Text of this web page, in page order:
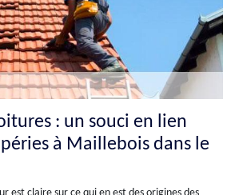
: un souci en lien
à Maillebois dans le
est claire sur ce qui en est des origines des